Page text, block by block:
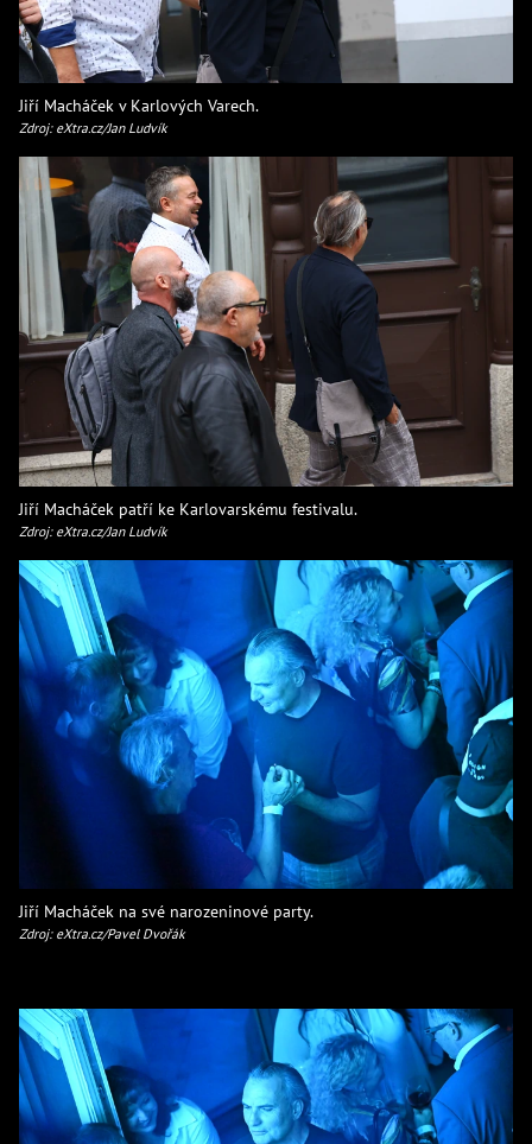
Jiří Macháček v Karlových Varech.
Zdroj: eXtra.cz/Jan Ludvík
Jiří Macháček patří ke Karlovarskému festivalu.
Zdroj: eXtra.cz/Jan Ludvík
Jiří Macháček na své narozeninové party.
Zdroj: eXtra.cz/Pavel Dvořák